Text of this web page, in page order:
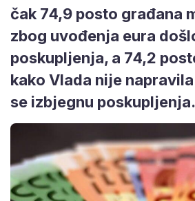
čak 74,9 posto građana
zbog uvođenja eura
poskupljenja, a 74,2
kako Vlada nije
se izbjegnu poskupljenja.